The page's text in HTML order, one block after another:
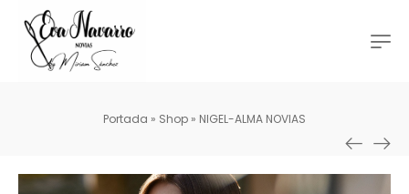
Portada » Shop » NIGEL-ALMA NOVIAS